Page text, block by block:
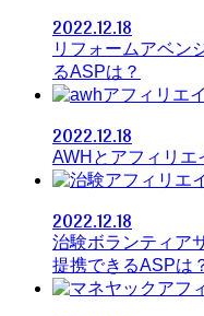
2022.12.18
リフォームアベン
るASPは？
2022.12.18
AWHとアフィリエ
2022.12.18
治験ボランティア
提携できるASPは